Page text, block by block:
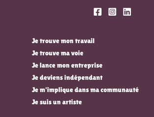
Je trouve mon travail
Je trouve ma voie
Je lance mon entreprise
Je deviens indépendant
Je m'implique dans ma communauté
Je suis un artiste